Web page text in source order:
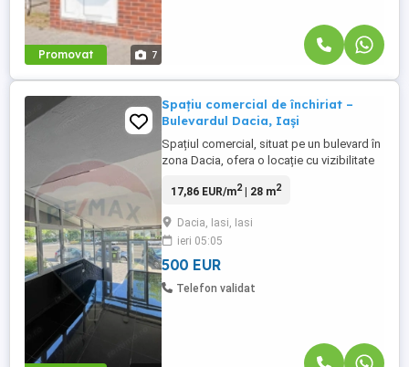
Promovat 7
Spațiu comercial de închiriat –
Bulevardul Dacia, Iași
Spațiul comercial, situat pe un bulevard în
zona Dacia, ofera o locație cu vizibilitate
de 28 m² utili, acest spațiu este ideal
de infrumusețare, florarii, etc. In prezent
are instalatie optimizată pentru ...
17,86 EUR/m2| 28 m2
Dacia, Iasi, Iasi
ieri 05:05
500 EUR
Telefon validat